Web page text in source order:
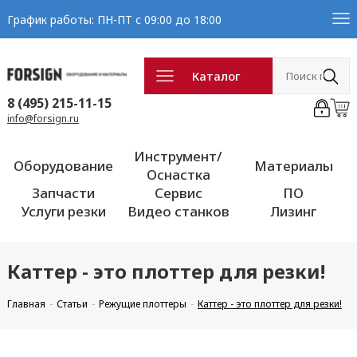
График работы: ПН-ПТ с 09:00 до 18:00
Каталог
8 (495) 215-11-15
info@forsign.ru
Оборудование
Инструмент/
Оснастка
Материалы
Запчасти
Сервис
ПО
Услуги резки
Видео станков Лизинг
Каттер - это плоттер для резки!
Главная Статьи Режущие плоттеры Каттер - это плоттер для резки!